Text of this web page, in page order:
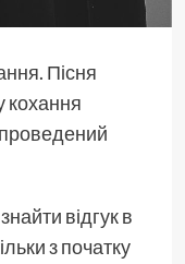
Пісня
кохання
проведений
відгук в
з початку